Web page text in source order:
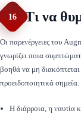
16 Τι να
Οι παρενέργειες του
γνωρίζει ποια
βοηθά να μη
προειδοποιητικά σημεία.
Η διάρροια, η ναυτία